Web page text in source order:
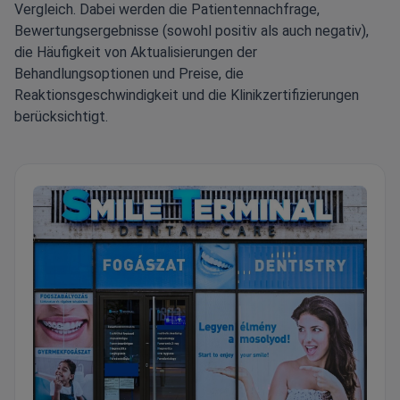
Vergleich. Dabei werden die Patientennachfrage,
Bewertungsergebnisse (sowohl positiv als auch negativ),
die Häufigkeit von Aktualisierungen der
Behandlungsoptionen und Preise, die
Reaktionsgeschwindigkeit und die Klinikzertifizierungen
berücksichtigt.